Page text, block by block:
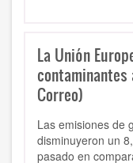
La Unión
Correo)
Las emisiones de
disminuyeron un
pasado en